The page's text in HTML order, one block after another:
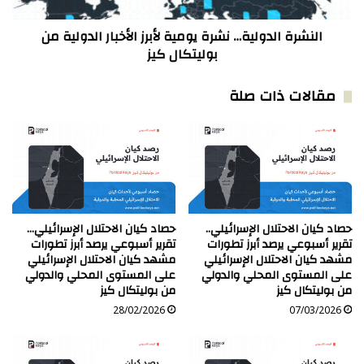
بوليتكال
النشرة الدولية… نشرة يومية لأبرز الأخبار الدولية من
بوليتكال كيز
مقالات ذات صلة
حصاد كيان الاحتلال الإسرائيلي..
تقرير أسبوعي يرصد أبرز تطورات
مشهد كيان الاحتلال الإسرائيلي
على المستوى المحلي والدولي
من بوليتكال كيز
07/03/2026
حصاد كيان الاحتلال الإسرائيلي…
تقرير أسبوعي يرصد أبرز تطورات
مشهد كيان الاحتلال الإسرائيلي
على المستوى المحلي والدولي
من بوليتكال كيز
28/02/2026